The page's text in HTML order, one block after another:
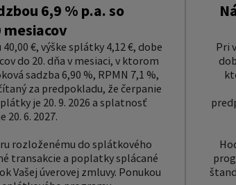
6,9 % p.a. so
€, výške splátky 4,12 €, dobe
do 20. dňa v mesiaci, v ktorom
sadzba 6,90 %, RPMN 7,1 %,
za predpokladu, že čerpanie
je 20. 9. 2026 a splatnosť
6. 2027.
rozloženému do splátkového
transakcie a poplatky splácané
Vašej úverovej zmluvy. Ponukou
Pri